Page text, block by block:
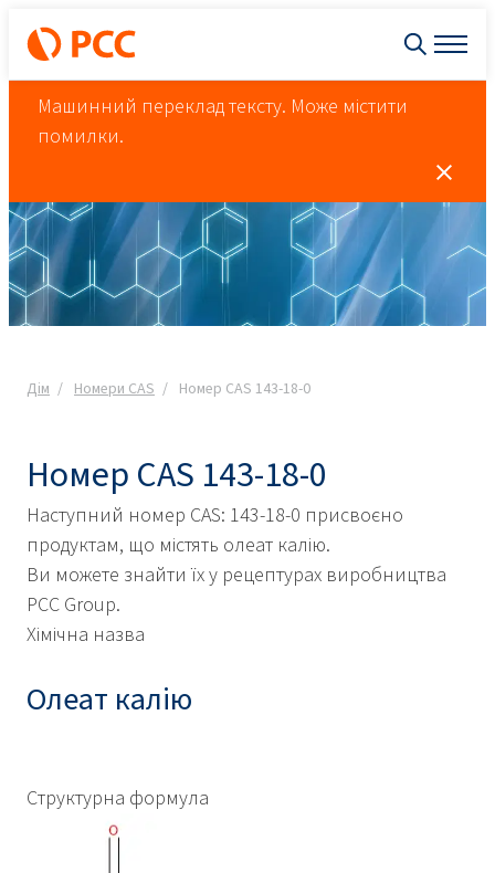
Машинний переклад тексту. Може містити
помилки.
Дім Номери CAS Номер CAS 143-18-0
Номер CAS 143-18-0
Наступний номер CAS: 143-18-0 присвоєно
продуктам, що містять олеат калію.
Ви можете знайти їх у рецептурах виробництва
PCC Group.
Хімічна назва
Олеат калію
Структурна формула